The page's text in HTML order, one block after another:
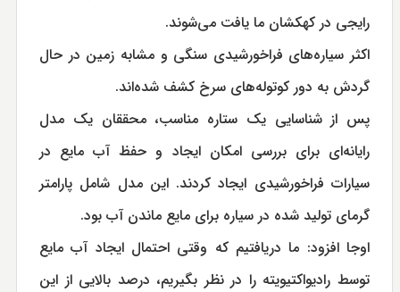
رایجی در کهکشان ما یافت می‌شوند.
اکثر سیاره‌های فراخورشیدی سنگی و مشابه زمین در حال
گردش به دور کوتوله‌های سرخ کشف شده‌اند.
پس از شناسایی یک ستاره مناسب، محققان یک مدل
رایانه‌ای برای بررسی امکان ایجاد و حفظ آب مایع در
سیارات فراخورشیدی ایجاد کردند. این مدل شامل پارامتر
گرمای تولید شده در سیاره برای مایع ماندن آب بود.
اوجا افزود: ما دریافتیم که وقتی احتمال ایجاد آب مایع
توسط رادیواکتیویته را در نظر بگیریم، درصد بالایی از این